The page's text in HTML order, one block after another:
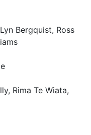
Lyn Bergquist, Ross
Rima Te Wiata,